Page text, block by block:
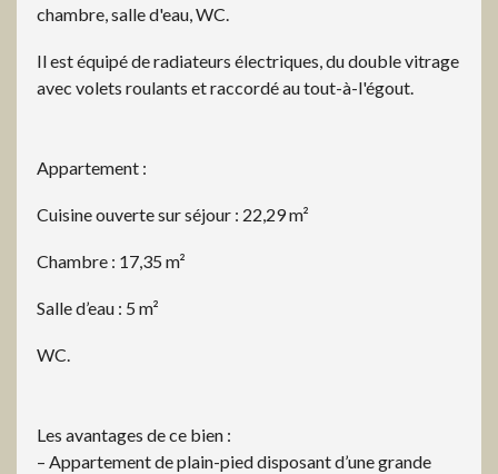
chambre, salle d'eau, WC.
Il est équipé de radiateurs électriques, du double vitrage
avec volets roulants et raccordé au tout-à-l'égout.
Appartement :
Cuisine ouverte sur séjour : 22,29 m²
Chambre : 17,35 m²
Salle d’eau : 5 m²
WC.
Les avantages de ce bien :
– Appartement de plain-pied disposant d’une grande